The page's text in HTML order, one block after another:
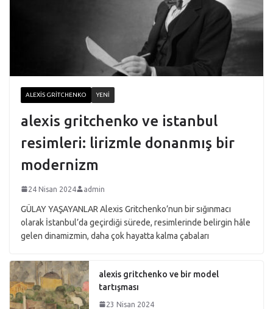
ALEXIS GRITCHENKO YENI
alexis gritchenko ve istanbul
resimleri: lirizmle donanmış bir
modernizm
24 Nisan 2024 admin
GÜLAY YAŞAYANLAR Alexis Gritchenko’nun bir sığınmacı
olarak İstanbul’da geçirdiği sürede, resimlerinde belirgin hâle
gelen dinamizmin, daha çok hayatta kalma çabaları
alexis gritchenko ve bir model
tartışması
23 Nisan 2024